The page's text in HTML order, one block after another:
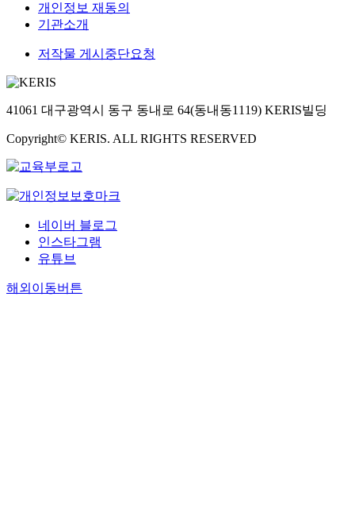
개인정보 재동의
기관소개
저작물 게시중단요청
41061 대구광역시 동구 동내로 64(동내동1119) KERIS빌딩
Copyright© KERIS. ALL RIGHTS RESERVED
네이버 블로그
인스타그램
유튜브
해외이동버튼